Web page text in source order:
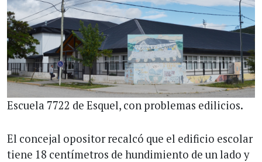
Escuela 7722 de Esquel, con problemas edilicios.
El concejal opositor recalcó que el edificio escolar
tiene 18 centímetros de hundimiento de un lado y